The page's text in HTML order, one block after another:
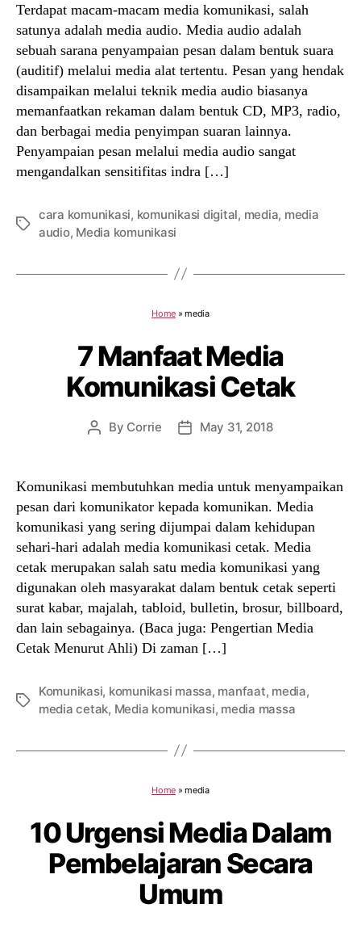
Terdapat macam-macam media komunikasi, salah
satunya adalah media audio. Media audio adalah
sebuah sarana penyampaian pesan dalam bentuk suara
(auditif) melalui media alat tertentu. Pesan yang hendak
disampaikan melalui teknik media audio biasanya
memanfaatkan rekaman dalam bentuk CD, MP3, radio,
dan berbagai media penyimpan suaran lainnya.
Penyampaian pesan melalui media audio sangat
mengandalkan sensitifitas indra […]
Tags
cara komunikasi, komunikasi digital, media, media
audio, Media komunikasi
Home »media
7 Manfaat Media
Komunikasi Cetak
Post
By Corrie
PostMay 31, 2018
Komunikasi membutuhkan media untuk menyampaikan
pesan dari komunikator kepada komunikan. Media
komunikasi yang sering dijumpai dalam kehidupan
sehari-hari adalah media komunikasi cetak. Media
cetak merupakan salah satu media komunikasi yang
digunakan oleh masyarakat dalam bentuk cetak seperti
surat kabar, majalah, tabloid, bulletin, brosur, billboard,
dan lain sebagainya. (Baca juga: Pengertian Media
Cetak Menurut Ahli) Di zaman […]
Tags
Komunikasi, komunikasi massa, manfaat, media,
media cetak, Media komunikasi, media massa
Home »media
10 Urgensi Media Dalam
Pembelajaran Secara
Umum